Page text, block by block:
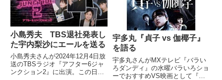
小島秀夫 TBS退社発表し
た宇内梨沙にエールを送る
小島秀夫さんが2024年12月4日放
送のTBSラジオ『アフター6ジャ
ンクション2』に出演。この日、
宇多丸『貞子 vs 伽椰子』
を語る
宇多丸さんがMXテレビ『バラい
ろダンディ』の水曜バラいろショ
ーでおすすめVS映画として『貞